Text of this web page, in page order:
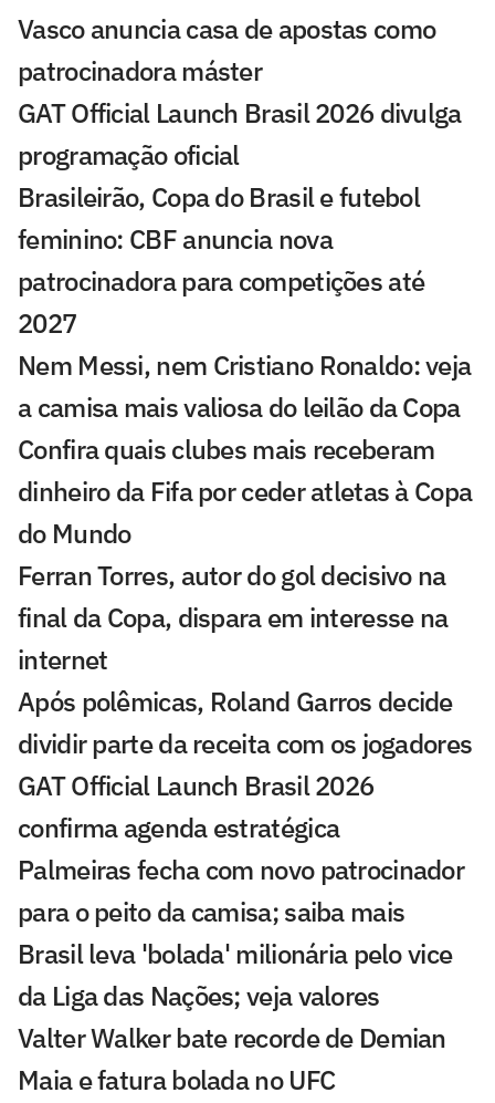
Vasco anuncia casa de apostas como
patrocinadora máster
GAT Official Launch Brasil 2026 divulga
programação oficial
Brasileirão, Copa do Brasil e futebol
feminino: CBF anuncia nova
patrocinadora para competições até
2027
Nem Messi, nem Cristiano Ronaldo: veja
a camisa mais valiosa do leilão da Copa
Confira quais clubes mais receberam
dinheiro da Fifa por ceder atletas à Copa
do Mundo
Ferran Torres, autor do gol decisivo na
final da Copa, dispara em interesse na
internet
Após polêmicas, Roland Garros decide
dividir parte da receita com os jogadores
GAT Official Launch Brasil 2026
confirma agenda estratégica
Palmeiras fecha com novo patrocinador
para o peito da camisa; saiba mais
Brasil leva 'bolada' milionária pelo vice
da Liga das Nações; veja valores
Valter Walker bate recorde de Demian
Maia e fatura bolada no UFC